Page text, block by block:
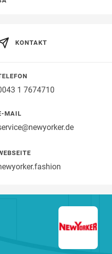
KONTAKT
1 7674710
MAIL